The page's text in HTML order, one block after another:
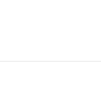
dass Aerodynamik
Der Falconer